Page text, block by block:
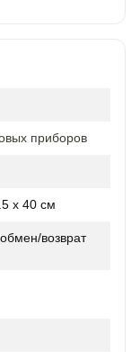
приборов
x 40 см
возврат